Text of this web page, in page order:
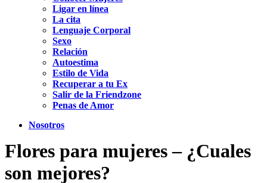
Ligar en línea
La cita
Lenguaje Corporal
Sexo
Relación
Autoestima
Estilo de Vida
Recuperar a tu Ex
Salir de la Friendzone
Penas de Amor
Nosotros
Flores para mujeres – ¿Cuales
son mejores?